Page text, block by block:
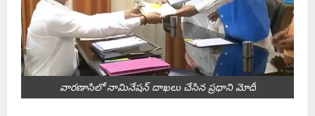
వారణాసిలో నామినేషన్ దాఖలు చేసిన ప్రధాని మోదీ